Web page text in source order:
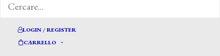
LOGIN / REGISTER
CARRELLO
campane (1879, Bel giorno, A Posillipo; 1880,